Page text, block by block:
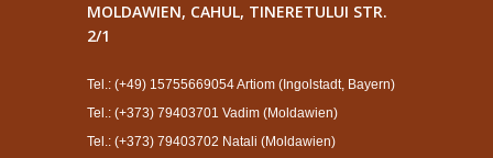
MOLDAWIEN, CAHUL, TINERETULUI STR.
2/1
Tel.: (+49) 15755669054 Artiom (Ingolstadt, Bayern)
Tel.: (+373) 79403701 Vadim (Moldawien)
Tel.: (+373) 79403702 Natali (Moldawien)